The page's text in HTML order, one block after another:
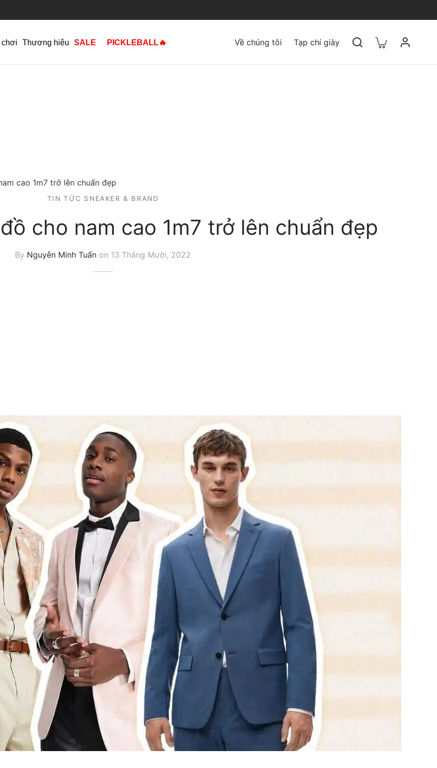
Thương hiệu SALE PICKLEBALL🔥 Về chúng tôi Tạp chí giày
cao 1m7 trở lên chuẩn đẹp
TIN TỨC SNEAKER & BRAND
cho nam cao 1m7 trở lên chuẩn đẹp
By Nguyễn Minh Tuấn on 13 Tháng Mười, 2022